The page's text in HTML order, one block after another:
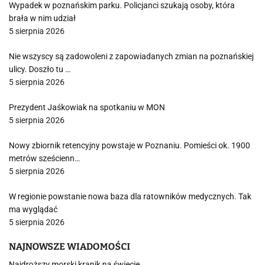
Wypadek w poznańskim parku. Policjanci szukają osoby, która
brała w nim udział
5 sierpnia 2026
Nie wszyscy są zadowoleni z zapowiadanych zmian na poznańskiej
ulicy. Doszło tu …
5 sierpnia 2026
Prezydent Jaśkowiak na spotkaniu w MON
5 sierpnia 2026
Nowy zbiornik retencyjny powstaje w Poznaniu. Pomieści ok. 1900
metrów sześcienn…
5 sierpnia 2026
W regionie powstanie nowa baza dla ratowników medycznych. Tak
ma wyglądać
5 sierpnia 2026
NAJNOWSZE WIADOMOŚCI